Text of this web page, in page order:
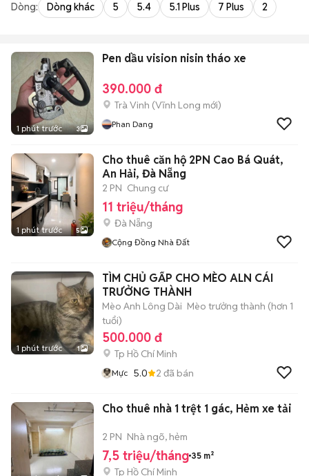
Dòng: Dòng khác 5 5.4 5.1 Plus 7 Plus 2
1 phút trước 3
Pen dầu vision nisin tháo xe
390.000 đ
Trà Vinh (Vĩnh Long mới)
Phan Dang
1 phút trước 5
Cho thuê căn hộ 2PN Cao Bá Quát,
An Hải, Đà Nẵng
2 PN Chung cư
11 triệu/tháng
Đà Nẵng
Cộng Đồng Nhà Đất
1 phút trước 1
TÌM CHỦ GẤP CHO MÈO ALN CÁI
TRƯỞNG THÀNH
Mèo Anh Lông Dài Mèo trưởng thành (hơn 1
tuổi)
500.000 đ
Tp Hồ Chí Minh
Mực 5.0 2 đã bán
Cho thuê nhà 1 trệt 1 gác, Hẻm xe tải
2 PN Nhà ngõ, hẻm
7,5 triệu/tháng 35 m²
Tp Hồ Chí Minh